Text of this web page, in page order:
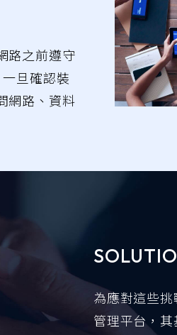
路之前遵守
旦確認裝
網路、資料
為應對這些
管理平台，